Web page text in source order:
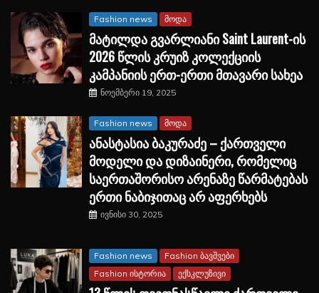
Fashion news მოდა
მატილდა გვარლიანი Saint Laurent-ის
2026 წლის კრუიზ კოლექციის
კამპანიის ერთ-ერთი მთავარი სახეა
ნოემბერი 19, 2025
Fashion news მოდა
ანასტასია ბაკურაძე – ქართველი
მოდელი და დიზაინერი, რომელიც
საერთაშორისო არენაზე წარმატებას
ერთი ნაბიჯითაც არ აფერხებს
ივნისი 30, 2025
Fashion news
Fashion ბავშვები
Fashion ისტორია
ექსკლუზივი